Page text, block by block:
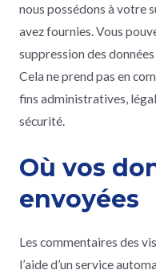
nous possédons à votre
avez fournies. Vous
suppression des
Cela ne prend pas en
fins administratives,
sécurité.
Où vos
envoyées
Les commentaires des
l’aide d’un service